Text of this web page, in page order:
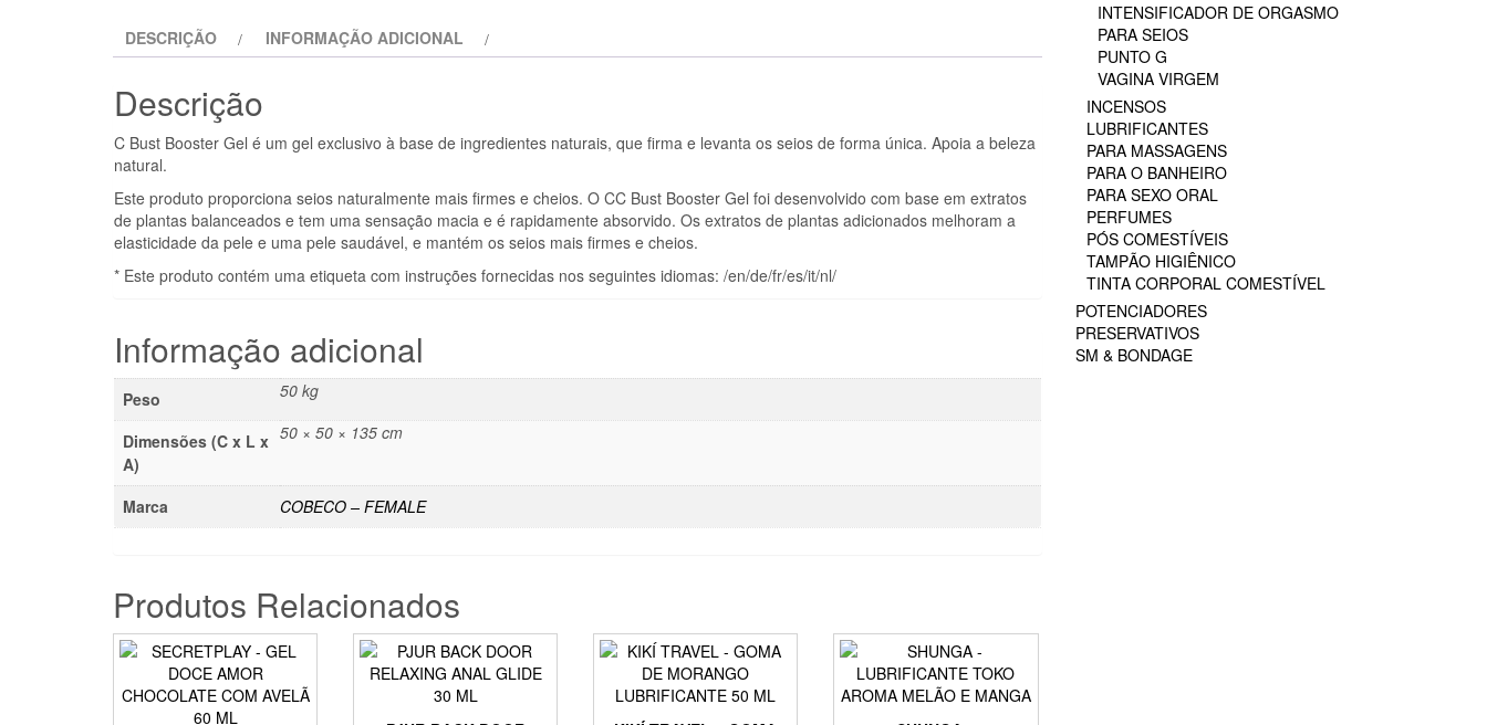
DESCRIÇÃO INFORMAÇÃO ADICIONAL
Descrição
C Bust Booster Gel é um gel exclusivo à base de ingredientes naturais, que firma e levanta os seios de forma única. Apoia a beleza
natural.
Este produto proporciona seios naturalmente mais firmes e cheios. O CC Bust Booster Gel foi desenvolvido com base em extratos
de plantas balanceados e tem uma sensação macia e é rapidamente absorvido. Os extratos de plantas adicionados melhoram a
elasticidade da pele e uma pele saudável, e mantém os seios mais firmes e cheios.
* Este produto contém uma etiqueta com instruções fornecidas nos seguintes idiomas: /en/de/fr/es/it/nl/
Informação adicional
Peso 50 kg
Dimensões (C x L x
A)
50 × 50 × 135 cm
Marca COBECO – FEMALE
Produtos Relacionados
INTENSIFICADOR DE ORGASMO
PARA SEIOS
PUNTO G
VAGINA VIRGEM
INCENSOS
LUBRIFICANTES
PARA MASSAGENS
PARA O BANHEIRO
PARA SEXO ORAL
PERFUMES
PÓS COMESTÍVEIS
TAMPÃO HIGIÊNICO
TINTA CORPORAL COMESTÍVEL
POTENCIADORES
PRESERVATIVOS
SM & BONDAGE